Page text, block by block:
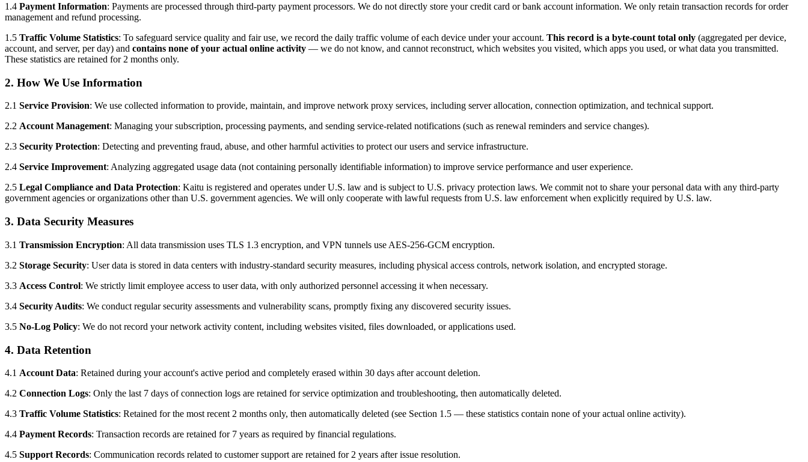
1.4 Payment Information: Payments are processed through third-party payment processors. We do not directly store your credit card or bank account information. We only retain transaction records for order
management and refund processing.
1.5 Traffic Volume Statistics: To safeguard service quality and fair use, we record the daily traffic volume of each device under your account. This record is a byte-count total only (aggregated per device,
account, and server, per day) and contains none of your actual online activity — we do not know, and cannot reconstruct, which websites you visited, which apps you used, or what data you transmitted.
These statistics are retained for 2 months only.
2. How We Use Information
2.1 Service Provision: We use collected information to provide, maintain, and improve network proxy services, including server allocation, connection optimization, and technical support.
2.2 Account Management: Managing your subscription, processing payments, and sending service-related notifications (such as renewal reminders and service changes).
2.3 Security Protection: Detecting and preventing fraud, abuse, and other harmful activities to protect our users and service infrastructure.
2.4 Service Improvement: Analyzing aggregated usage data (not containing personally identifiable information) to improve service performance and user experience.
2.5 Legal Compliance and Data Protection: Kaitu is registered and operates under U.S. law and is subject to U.S. privacy protection laws. We commit not to share your personal data with any third-party
government agencies or organizations other than U.S. government agencies. We will only cooperate with lawful requests from U.S. law enforcement when explicitly required by U.S. law.
3. Data Security Measures
3.1 Transmission Encryption: All data transmission uses TLS 1.3 encryption, and VPN tunnels use AES-256-GCM encryption.
3.2 Storage Security: User data is stored in data centers with industry-standard security measures, including physical access controls, network isolation, and encrypted storage.
3.3 Access Control: We strictly limit employee access to user data, with only authorized personnel accessing it when necessary.
3.4 Security Audits: We conduct regular security assessments and vulnerability scans, promptly fixing any discovered security issues.
3.5 No-Log Policy: We do not record your network activity content, including websites visited, files downloaded, or applications used.
4. Data Retention
4.1 Account Data: Retained during your account's active period and completely erased within 30 days after account deletion.
4.2 Connection Logs: Only the last 7 days of connection logs are retained for service optimization and troubleshooting, then automatically deleted.
4.3 Traffic Volume Statistics: Retained for the most recent 2 months only, then automatically deleted (see Section 1.5 — these statistics contain none of your actual online activity).
4.4 Payment Records: Transaction records are retained for 7 years as required by financial regulations.
4.5 Support Records: Communication records related to customer support are retained for 2 years after issue resolution.